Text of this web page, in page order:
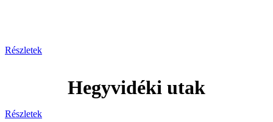
Részletek
Hegyvidéki utak
Részletek